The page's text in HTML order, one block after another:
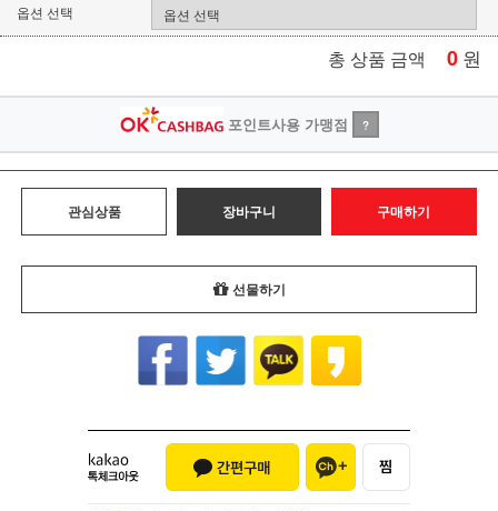
옵션 선택
총 상품 금액 0 원
포인트사용 가맹점 ?
관심상품 장바구니 구매하기
선물하기